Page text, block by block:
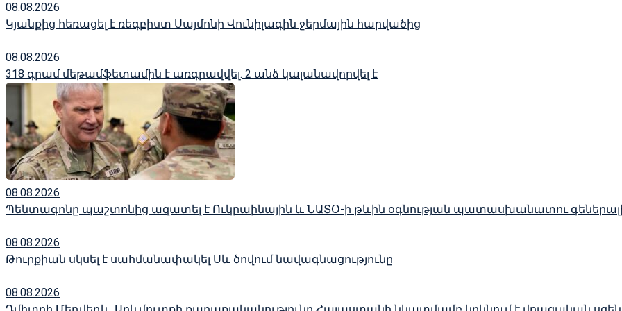
08.08.2026
Կյանքից հեռացել է ռեգբիստ Սայմոնի Վունիլագին ջերմային հարվածից
08.08.2026
318 գրամ մեթամֆետամին է առգրավվել․ 2 անձ կալանավորվել է
08.08.2026
Պենտագոնը պաշտոնից ազատել է Ուկրաինային և ՆԱՏՕ-ի թևին օգնության պատասխանատու
08.08.2026
Թուրքիան սկսել է սահմանափակել Սև ծովում նավագնացությունը
08.08.2026